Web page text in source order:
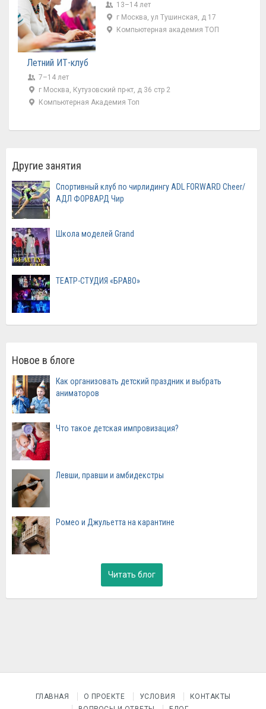
13–14 лет
г Москва, ул Тушинская, д 17
Компьютерная академия ТОП
Летний ИТ-клуб
7–14 лет
г Москва, Кутузовский пр-кт, д 36 стр 2
Компьютерная Академия Топ
Другие занятия
Спортивный клуб по чирлидингу ADL FORWARD Cheer/
АДЛ ФОРВАРД Чир
Школа моделей Grand
ТЕАТР-СТУДИЯ «БРАВО»
Новое в блоге
Как организовать детский праздник и выбрать
аниматоров
Что такое детская импровизация?
Левши, правши и амбидекстры
Ромео и Джульетта на карантине
Читать блог
ГЛАВНАЯ О ПРОЕКТЕ УСЛОВИЯ
КОНТАКТЫ